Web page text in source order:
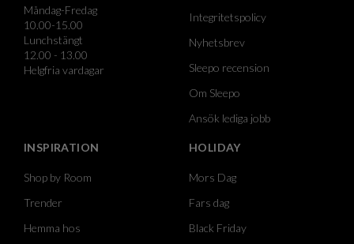
Måndag-Fredag
10.00-15.00
Lunchstängt
12.00 - 13.00
Helgfria vardagar
Integritetspolicy
Nyhetsbrev
Sleepo recension
Om Sleepo
Ansök lediga jobb
INSPIRATION
Shop by Room
Trender
Hemma hos
HOLIDAY
Mors Dag
Fars dag
Black Friday